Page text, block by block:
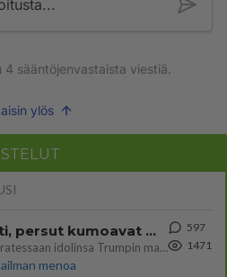
4 sääntöjenvastaista viestiä.
ylös
Jos SDP ei voita reilusti, persut kumoavat demokratian Suomesta
Näin tekisi ainakin Rydman seuratessaan idolinsa Trumpin mallia https://www.is.fi/politiikka/art-2000012187244.html
menoa
597
1471